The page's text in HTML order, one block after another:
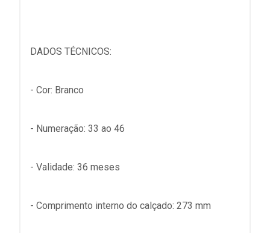
DADOS TÉCNICOS:
- Cor: Branco
- Numeração: 33 ao 46
- Validade: 36 meses
- Comprimento interno do calçado: 273 mm